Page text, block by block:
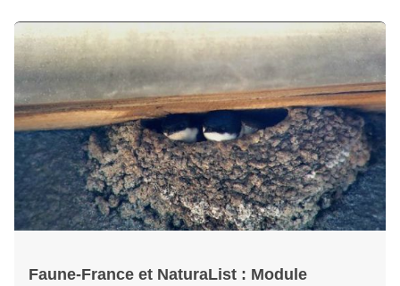
Faune-France et NaturaList : Module